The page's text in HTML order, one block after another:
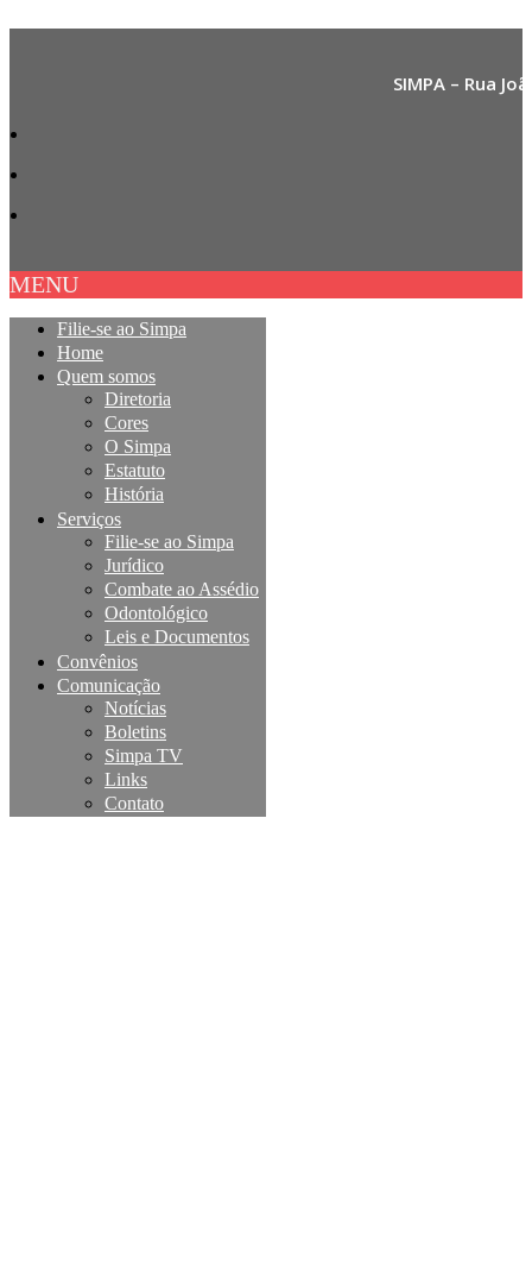
SIMPA – Rua
MENU
Filie-se ao Simpa
Home
Quem somos
Diretoria
Cores
O Simpa
Estatuto
História
Serviços
Filie-se ao Simpa
Jurídico
Combate ao Assédio
Odontológico
Leis e Documentos
Convênios
Comunicação
Notícias
Boletins
Simpa TV
Links
Contato